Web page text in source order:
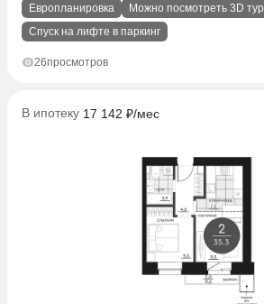
Европланировка
Можно посмотреть 3D тур
Спуск на лифте в паркинг
26просмотров
В ипотеку 17 142 ₽/мес